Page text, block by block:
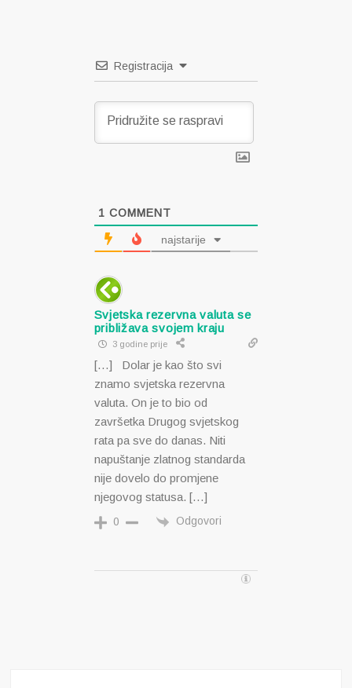
Registracija
1 COMMENT
najstarije
Svjetska rezervna valuta se
približava svojem kraju
3 godine prije
[…] Dolar je kao što svi
znamo svjetska rezervna
valuta. On je to bio od
završetka Drugog svjetskog
rata pa sve do danas. Niti
napuštanje zlatnog standarda
nije dovelo do promjene
njegovog statusa. […]
0 Odgovori